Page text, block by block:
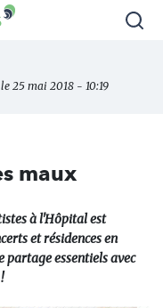
25 mai 2018 - 10:19
maux
à l'Hôpital est
et résidences en
partage essentiels avec